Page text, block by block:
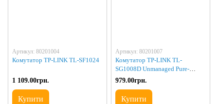
Артикул: 80201004
Комутатор TP-LINK TL-SF1024
1 109.00грн.
Купити
Артикул: 80201007
Комутатор TP-LINK TL-
SG1008D Unmanaged Pure-
Gigabit Switch 10/100/1000
979.00грн.
Купити